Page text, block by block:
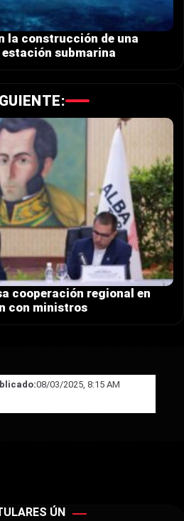
la construcción de una
submarina
cooperación regional en
con ministros
08/03/2025, 8:15 AM
ÚN